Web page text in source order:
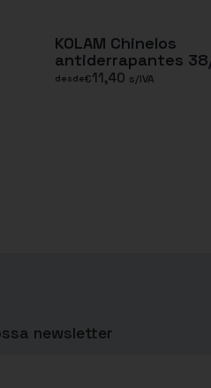
KOLAM Chinelos
antiderrapantes
desde€11,40 s/IVA
newsletter